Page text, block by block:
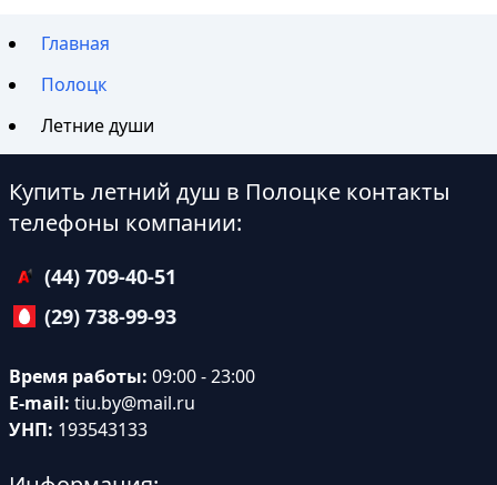
Главная
Полоцк
Летние души
Купить летний душ в Полоцке контакты
телефоны компании:
(44) 709-40-51
(29) 738-99-93
Время работы: 09:00 - 23:00
E-mail: tiu.by@mail.ru
УНП: 193543133